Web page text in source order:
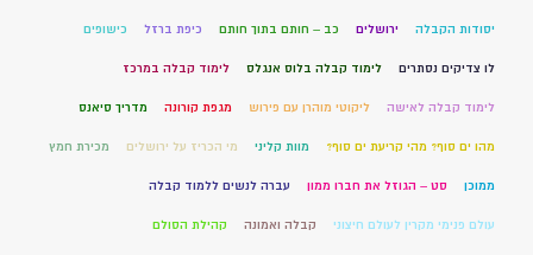
יסודות הקבלה ירושלים כב – חותם בתוך חותם כיפת ברזל כישופים
לו צדיקים נסתרים לימוד קבלה בלוס אנגלס לימוד קבלה במרכז
לימוד קבלה לאישה ליקוטי מוהרן עם פירוש מגפת קורונה מדריך סיאנס
מהו ים סוף? מהי קריעת ים סוף? מוות קליני מי הכריז על ירושלים מכירת חמץ
ממוכן סט – הגוזל את חברו ממון עברה לנשים ללמוד קבלה
עולם פנימי מקרין לעולם חיצוני קבלה ואמונה קהילת הסולם